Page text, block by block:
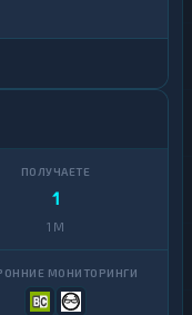
1
1 M